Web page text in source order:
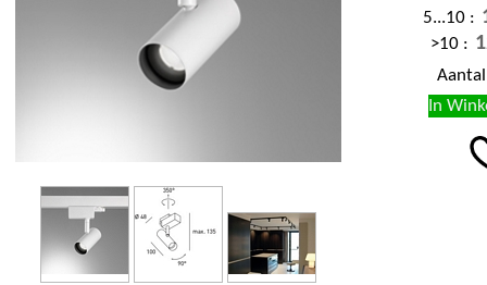
5...10 :
>10 :